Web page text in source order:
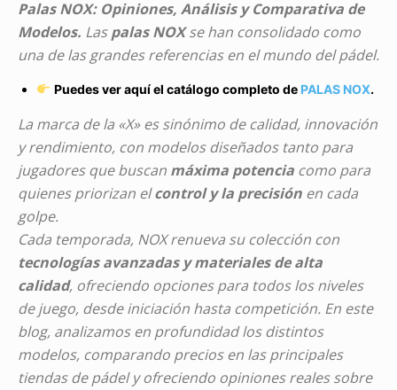
Palas NOX: Opiniones, Análisis y Comparativa de
Modelos. Laspalas NOXse han consolidado como
una de las grandes referencias en el mundo del pádel.
Puedes ver aquí el catálogo completo de PALAS NOX.
La marca de la «X» es sinónimo de calidad, innovación
y rendimiento, con modelos diseñados tanto para
jugadores que buscan máxima potencia como para
quienes priorizan elcontrol y la precisión en cada
golpe.
Cada temporada, NOX renueva su colección con
tecnologías avanzadas y materiales de alta
calidad, ofreciendo opciones para todos los niveles
de juego, desde iniciación hasta competición. En este
blog, analizamos en profundidad los distintos
modelos, comparando precios en las principales
tiendas de pádel y ofreciendo opiniones reales sobre